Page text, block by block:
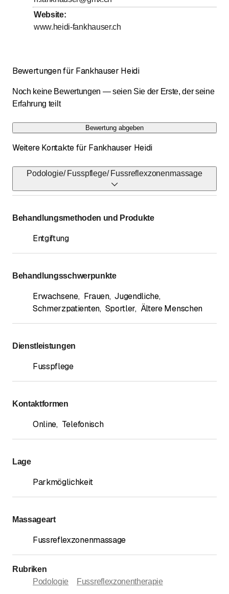
Website:
www.heidi-fankhauser.ch
Bewertungen für Fankhauser Heidi
Noch keine Bewertungen — seien Sie der Erste, der seine
Erfahrung teilt
Bewertung abgeben
Weitere Kontakte für Fankhauser Heidi
Podologie/ Fusspflege/ Fussreflexzonenmassage
034 461 01 09*
Telefon
Behandlungsmethoden und Produkte
Entgiftung
Behandlungsschwerpunkte
Erwachsene, Frauen, Jugendliche,
Schmerzpatienten, Sportler, Ältere Menschen
Dienstleistungen
Fusspflege
Kontaktformen
Online, Telefonisch
Lage
Parkmöglichkeit
Massageart
Fussreflexzonenmassage
Rubriken
Podologie
Fussreflexzonentherapie